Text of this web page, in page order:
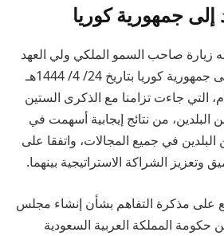
إلى جمهورية كوريا
زيارة صاحب السمو الملكي ولي العهد
رئيس مجلس الوزراء إلى جمهورية كوريا بتاريخ 24/ 4/ 1444هـ
الموافق 18/ 11/ 2022م، التي جاءت تزامنا مع الذكرى الستين
البلدين، من نتائج إيجابية أسهمت في
في جميع المجالات، واتفقا على
وتعزيز الشراكة الاستراتيجية بينهما.
على مذكرة التفاهم بشأن إنشاء مجلس
حكومة المملكة العربية السعودية